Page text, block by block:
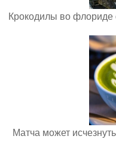
Крокодилы во флориде
Матча может